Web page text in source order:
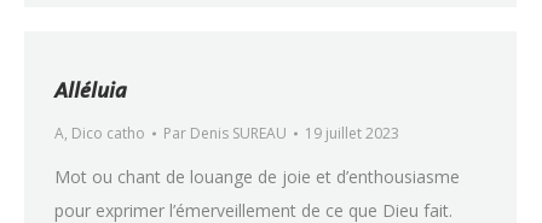
Alléluia
A, Dico catho Par Denis SUREAU 19 juillet 2023
Mot ou chant de louange de joie et d’enthousiasme
pour exprimer l’émerveillement de ce que Dieu fait.